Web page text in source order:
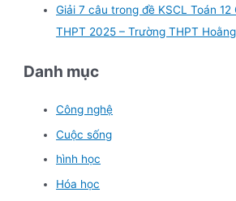
Giải 7 câu trong đề KSCL Toán 12
THPT 2025 – Trường THPT
Danh mục
Công nghệ
Cuộc sống
hình học
Hóa học